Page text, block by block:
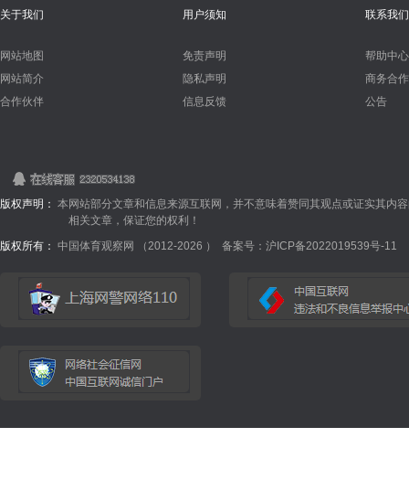
关于我们
网站地图
网站简介
合作伙伴
用户须知
免责声明
隐私声明
信息反馈
联系我们
帮助中心
商务合作
公告
版权声明： 本网站部分文章和信息来源互联网，并不意味着赞同其观点或证实其内
相关文章，保证您的权利！
版权所有： 中国体育观察网 （2012-2026 ） 备案号：沪ICP备2022019539号-11